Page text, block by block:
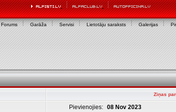
Forums Garāža Servisi Lietotāju saraksts Galerijas
Ziņas
Pievienojies: 08 Nov 2023